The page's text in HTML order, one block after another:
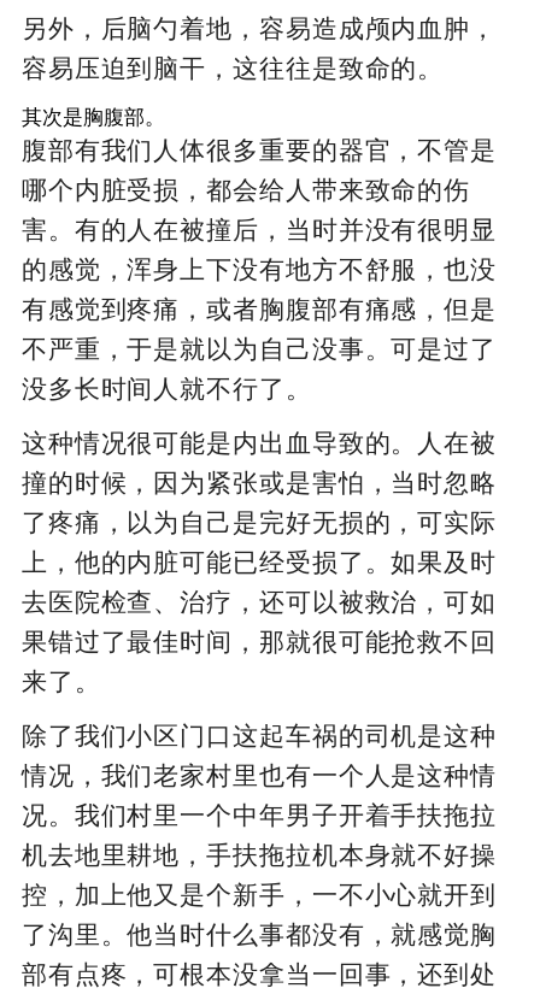
另外，后脑勺着地，容易造成颅内血肿，
容易压迫到脑干，这往往是致命的。
其次是胸腹部。
腹部有我们人体很多重要的器官，不管是
哪个内脏受损，都会给人带来致命的伤
害。有的人在被撞后，当时并没有很明显
的感觉，浑身上下没有地方不舒服，也没
有感觉到疼痛，或者胸腹部有痛感，但是
不严重，于是就以为自己没事。可是过了
没多长时间人就不行了。
这种情况很可能是内出血导致的。人在被
撞的时候，因为紧张或是害怕，当时忽略
了疼痛，以为自己是完好无损的，可实际
上，他的内脏可能已经受损了。如果及时
去医院检查、治疗，还可以被救治，可如
果错过了最佳时间，那就很可能抢救不回
来了。
除了我们小区门口这起车祸的司机是这种
情况，我们老家村里也有一个人是这种情
况。我们村里一个中年男子开着手扶拖拉
机去地里耕地，手扶拖拉机本身就不好操
控，加上他又是个新手，一不小心就开到
了沟里。他当时什么事都没有，就感觉胸
部有点疼，可根本没拿当一回事，还到处